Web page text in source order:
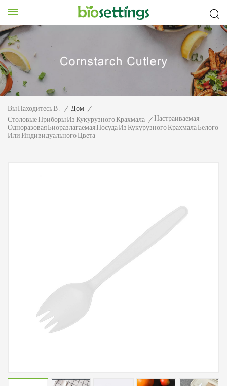
Вы Находитесь В : / Дом /
Столовые Приборы Из Кукурузного Крахмала / Настраиваемая
Одноразовая Биоразлагаемая Посуда Из Кукурузного Крахмала Белого
Или Индивидуального Цвета